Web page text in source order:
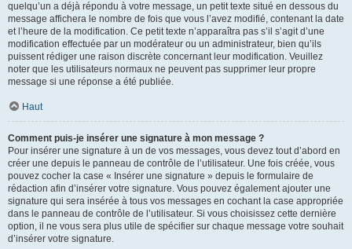
quelqu’un a déjà répondu à votre message, un petit texte situé en dessous du
message affichera le nombre de fois que vous l’avez modifié, contenant la date
et l’heure de la modification. Ce petit texte n’apparaîtra pas s’il s’agit d’une
modification effectuée par un modérateur ou un administrateur, bien qu’ils
puissent rédiger une raison discrète concernant leur modification. Veuillez
noter que les utilisateurs normaux ne peuvent pas supprimer leur propre
message si une réponse a été publiée.
Haut
Comment puis-je insérer une signature à mon message ?
Pour insérer une signature à un de vos messages, vous devez tout d’abord en
créer une depuis le panneau de contrôle de l’utilisateur. Une fois créée, vous
pouvez cocher la case « Insérer une signature » depuis le formulaire de
rédaction afin d’insérer votre signature. Vous pouvez également ajouter une
signature qui sera insérée à tous vos messages en cochant la case appropriée
dans le panneau de contrôle de l’utilisateur. Si vous choisissez cette dernière
option, il ne vous sera plus utile de spécifier sur chaque message votre souhait
d’insérer votre signature.